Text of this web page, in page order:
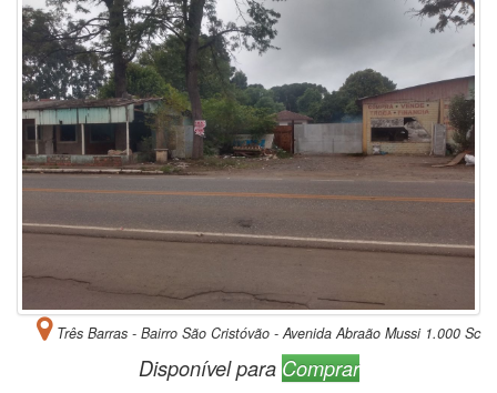
Três Barras - Bairro São Cristóvão - Avenida Abraão Mussi 1.000 Sc
Disponível para Comprar